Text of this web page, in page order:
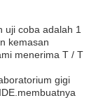
uji coba adalah 1
kemasan
menerima T / T
gigi